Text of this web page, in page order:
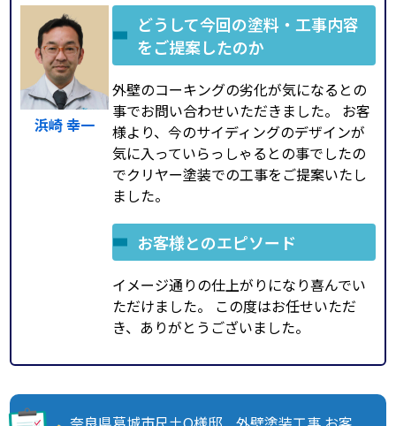
浜崎 幸一
どうして今回の塗料・工事内容
をご提案したのか
外壁のコーキングの劣化が気になるとの
事でお問い合わせいただきました。 お客
様より、今のサイディングのデザインが
気に入っていらっしゃるとの事でしたの
でクリヤー塗装での工事をご提案いたし
ました。
お客様とのエピソード
イメージ通りの仕上がりになり喜んでい
ただけました。 この度はお任せいただ
き、ありがとうございました。